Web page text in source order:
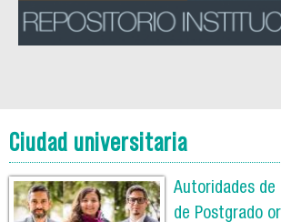
Ciudad universitaria
Autoridades
de Postgrado